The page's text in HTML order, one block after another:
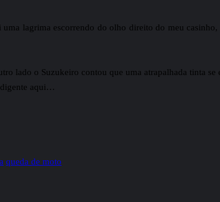
lagrima escorrendo do olho direito do meu
lado o Suzukeiro contou que uma atrapalhada tinta
aqui…
queda de moto